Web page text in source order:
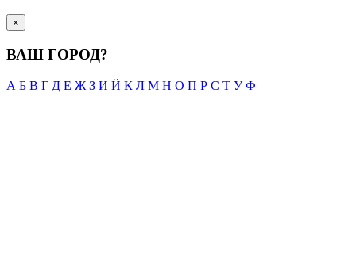
×
ВАШ ГОРОД?
А Б В Г Д Е Ж З И Й К Л М Н О П Р С Т У Ф